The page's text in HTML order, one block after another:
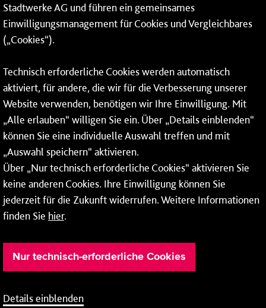
06131 – 12 77 77
Fax: 06131 – 12 66 66
* Montags bis freitags bis 7 und ab 18 Uhr sowie an
Wochenenden und Feiertagen ganztags werden Ihre
Anrufe je nach Themenauswahl an ein Callcenter des
RMV oder von nextbike weitergeleitet. Dort erhalten Sie
ausschließlich Auskünfte zum Fahrplan bzw. zu
meinRad.
Stadtwerke AG und führen ein gemeinsames
Einwilligungsmanagement für Cookies und Vergleichbares
(„Cookies“).
Technisch erforderliche Cookies werden automatisch
aktiviert, für andere, die wir für die Verbesserung unserer
Website verwenden, benötigen wir Ihre Einwilligung. Mit
„Alle erlauben“ willigen Sie ein. Über „Details einblenden“
können Sie eine individuelle Auswahl treffen und mit
„Auswahl speichern“ aktivieren.
Über „Nur technisch erforderliche Cookies“ aktivieren Sie
keine anderen Cookies. Ihre Einwilligung können Sie
jederzeit für die Zukunft widerrufen. Weitere Informationen
finden Sie hier.
Nur technisch-erforderliche Cookies
Details einblenden